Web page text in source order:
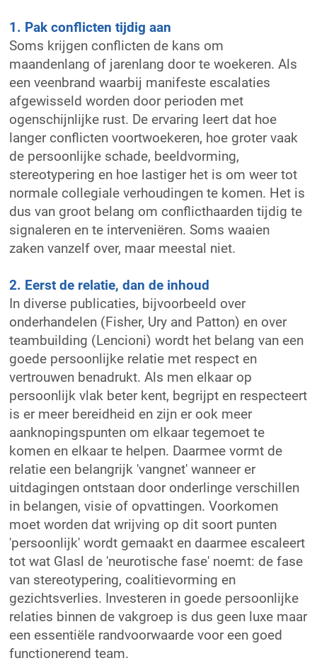
1. Pak conflicten tijdig aan
Soms krijgen conflicten de kans om
maandenlang of jarenlang door te woekeren. Als
een veenbrand waarbij manifeste escalaties
afgewisseld worden door perioden met
ogenschijnlijke rust. De ervaring leert dat hoe
langer conflicten voortwoekeren, hoe groter vaak
de persoonlijke schade, beeldvorming,
stereotypering en hoe lastiger het is om weer tot
normale collegiale verhoudingen te komen. Het is
dus van groot belang om conflicthaarden tijdig te
signaleren en te interveniëren. Soms waaien
zaken vanzelf over, maar meestal niet.
2. Eerst de relatie, dan de inhoud
In diverse publicaties, bijvoorbeeld over
onderhandelen (Fisher, Ury and Patton) en over
teambuilding (Lencioni) wordt het belang van een
goede persoonlijke relatie met respect en
vertrouwen benadrukt. Als men elkaar op
persoonlijk vlak beter kent, begrijpt en respecteert
is er meer bereidheid en zijn er ook meer
aanknopingspunten om elkaar tegemoet te
komen en elkaar te helpen. Daarmee vormt de
relatie een belangrijk 'vangnet' wanneer er
uitdagingen ontstaan door onderlinge verschillen
in belangen, visie of opvattingen. Voorkomen
moet worden dat wrijving op dit soort punten
'persoonlijk' wordt gemaakt en daarmee escaleert
tot wat Glasl de 'neurotische fase' noemt: de fase
van stereotypering, coalitievorming en
gezichtsverlies. Investeren in goede persoonlijke
relaties binnen de vakgroep is dus geen luxe maar
een essentiële randvoorwaarde voor een goed
functionerend team.